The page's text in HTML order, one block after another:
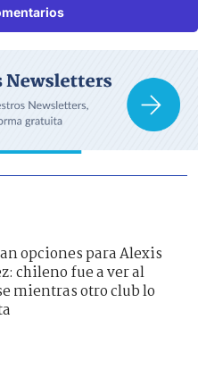
opciones para Alexis
chileno fue a ver al
mientras otro club lo